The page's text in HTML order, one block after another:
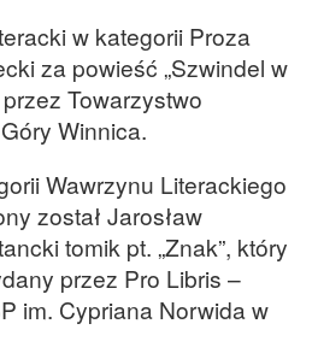
w kategorii Proza
za powieść „Szwindel w
Towarzystwo
Winnica.
Wawrzynu Literackiego
został Jarosław
tomik pt. „Znak”, który
przez Pro Libris –
im. Cypriana Norwida w